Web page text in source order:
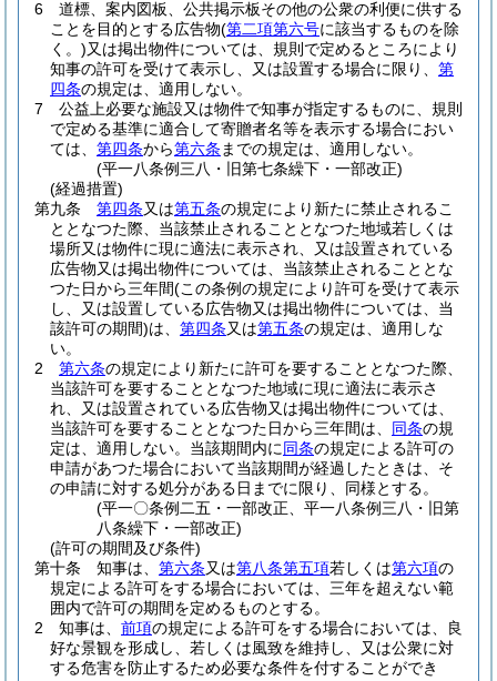
6
道標、案内図板、公共掲示板その他の公衆の利便に供する
ことを目的とする広告物(第二項第六号に該当するものを除
く。)又は掲出物件については、規則で定めるところにより
知事の許可を受けて表示し、又は設置する場合に限り、 第
四条の規定は、適用しない。
7
公益上必要な施設又は物件で知事が指定するものに、規則
で定める基準に適合して寄贈者名等を表示する場合におい
ては、 第四条から第六条 までの規定は、適用しない。
(平一八条例三八・旧第七条繰下・一部改正)
(経過措置)
第九条
第四条又は第五条の規定により新たに禁止されるこ
ととなつた際、当該禁止されることとなつた地域若しくは
場所又は物件に現に適法に表示され、又は設置されている
広告物又は掲出物件については、当該禁止されることとな
つた日から三年間(この条例の規定により許可を受けて表示
し、又は設置している広告物又は掲出物件については、当
該許可の期間)は、 第四条又は第五条の規定は、適用しな
い。
2
第六条の規定により新たに許可を要することとなつた際、
当該許可を要することとなつた地域に現に適法に表示さ
れ、又は設置されている広告物又は掲出物件については、
当該許可を要することとなつた日から三年間は、 同条の規
定は、適用しない。 当該期間内に同条の規定による許可の
申請があつた場合において当該期間が経過したときは、そ
の申請に対する処分がある日までに限り、同様とする。
(平一〇条例二五・一部改正、平一八条例三八・旧第
八条繰下・一部改正)
(許可の期間及び条件)
第十条
知事は、 第六条又は第八条第五項若しくは第六項の
規定による許可をする場合においては、三年を超えない範
囲内で許可の期間を定めるものとする。
2
知事は、 前項の規定による許可をする場合においては、良
好な景観を形成し、若しくは風致を維持し、又は公衆に対
する危害を防止するため必要な条件を付することができ